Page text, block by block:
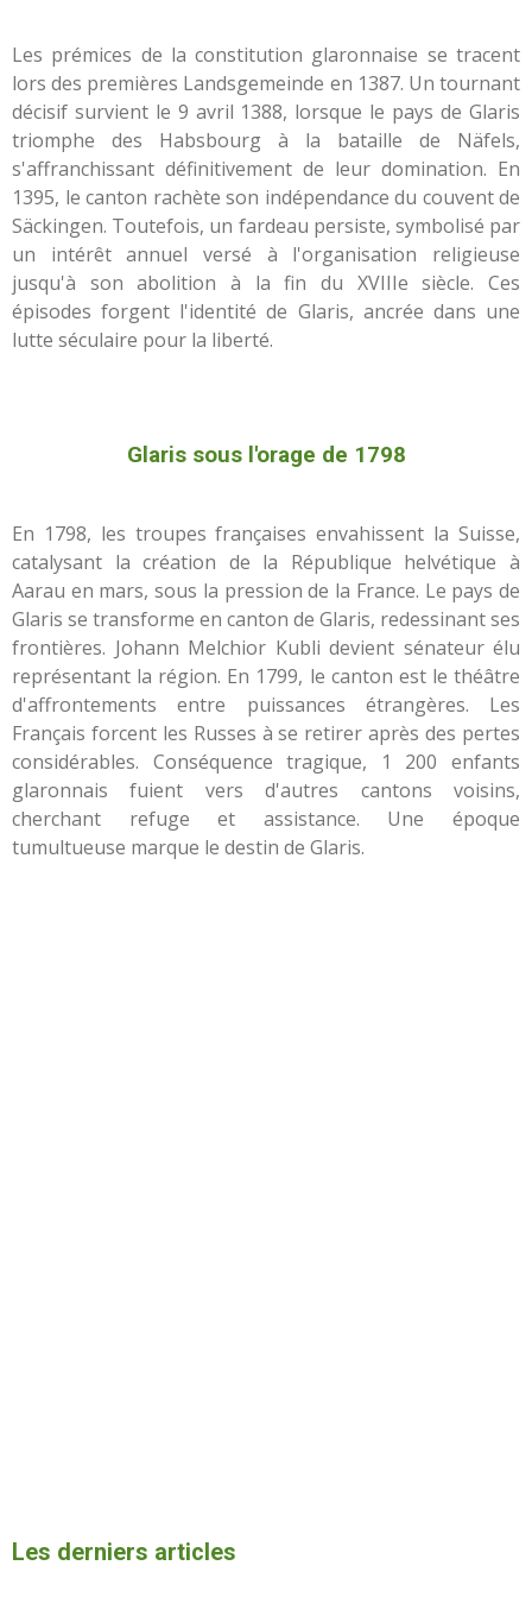
Les prémices de la constitution glaronnaise se tracent
lors des premières Landsgemeinde en 1387. Un tournant
décisif survient le 9 avril 1388, lorsque le pays de Glaris
triomphe des Habsbourg à la bataille de Näfels,
s'affranchissant définitivement de leur domination. En
1395, le canton rachète son indépendance du couvent de
Säckingen. Toutefois, un fardeau persiste, symbolisé par
un intérêt annuel versé à l'organisation religieuse
jusqu'à son abolition à la fin du XVIIIe siècle. Ces
épisodes forgent l'identité de Glaris, ancrée dans une
lutte séculaire pour la liberté.
Glaris sous l'orage de 1798
En 1798, les troupes françaises envahissent la Suisse,
catalysant la création de la République helvétique à
Aarau en mars, sous la pression de la France. Le pays de
Glaris se transforme en canton de Glaris, redessinant ses
frontières. Johann Melchior Kubli devient sénateur élu
représentant la région. En 1799, le canton est le théâtre
d'affrontements entre puissances étrangères. Les
Français forcent les Russes à se retirer après des pertes
considérables. Conséquence tragique, 1 200 enfants
glaronnais fuient vers d'autres cantons voisins,
cherchant refuge et assistance. Une époque
tumultueuse marque le destin de Glaris.
Les derniers articles